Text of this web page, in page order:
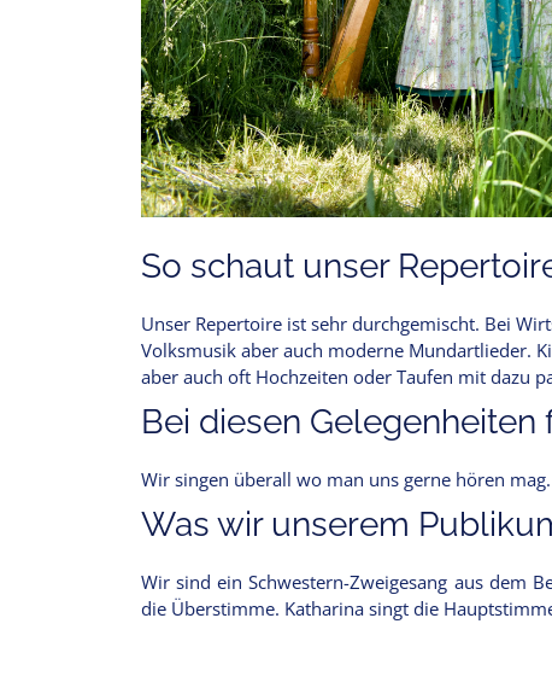
So schaut unser
Unser Repertoire ist sehr durchgemischt. Bei
Volksmusik aber auch moderne Mundartlieder.
aber auch oft Hochzeiten oder Taufen mit dazu
Bei diesen
Wir singen überall wo man uns gerne hören
Was wir unserem
Wir sind ein Schwestern-Zweigesang aus dem
die Überstimme. Katharina singt die